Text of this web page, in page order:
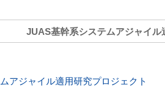
JUAS基幹系システムアジャイル
アジャイル適用研究プロジェクト